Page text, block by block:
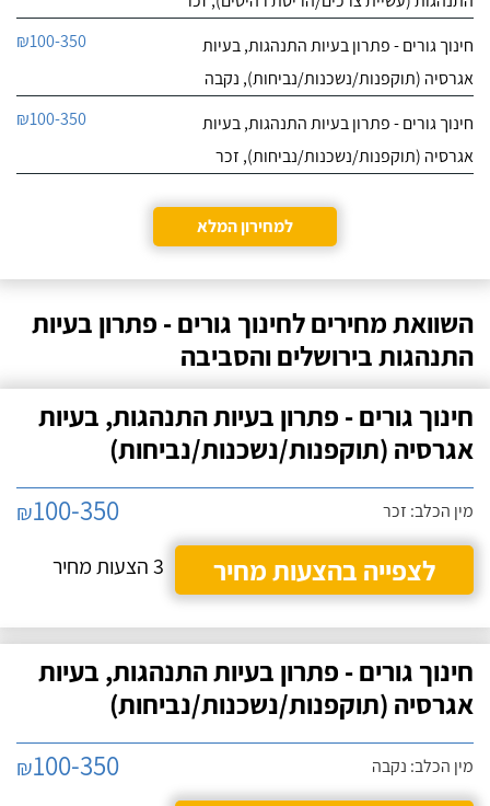
חינוך גורים - פתרון בעיות התנהגות, בעיות
אגרסיה (תוקפנות/נשכנות/נביחות), נקבה
₪100-350
חינוך גורים - פתרון בעיות התנהגות, בעיות
אגרסיה (תוקפנות/נשכנות/נביחות), זכר
₪100-350
למחירון המלא
השוואת מחירים לחינוך גורים - פתרון בעיות
התנהגות בירושלים והסביבה
חינוך גורים - פתרון בעיות התנהגות, בעיות
אגרסיה (תוקפנות/נשכנות/נביחות)
מין הכלב: זכר ₪100-350
לצפייה בהצעות מחיר
3 הצעות מחיר
חינוך גורים - פתרון בעיות התנהגות, בעיות
אגרסיה (תוקפנות/נשכנות/נביחות)
מין הכלב: נקבה ₪100-350